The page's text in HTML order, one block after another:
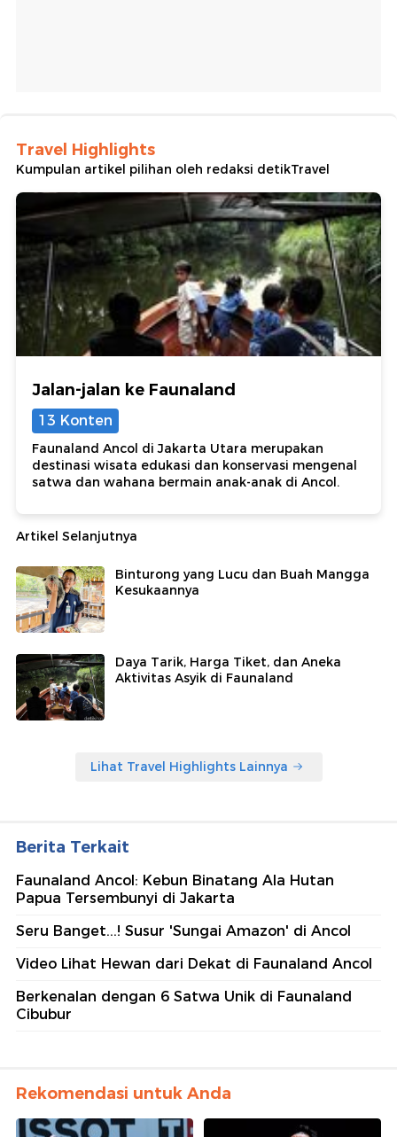
Travel Highlights
Kumpulan artikel pilihan oleh redaksi detikTravel
Jalan-jalan ke Faunaland
13 Konten
Faunaland Ancol di Jakarta Utara merupakan
destinasi wisata edukasi dan konservasi mengenal
satwa dan wahana bermain anak-anak di Ancol.
Artikel Selanjutnya
Binturong yang Lucu dan Buah Mangga
Kesukaannya
Daya Tarik, Harga Tiket, dan Aneka
Aktivitas Asyik di Faunaland
Lihat Travel Highlights Lainnya
Berita Terkait
Faunaland Ancol: Kebun Binatang Ala Hutan
Papua Tersembunyi di Jakarta
Seru Banget...! Susur 'Sungai Amazon' di Ancol
Video Lihat Hewan dari Dekat di Faunaland Ancol
Berkenalan dengan 6 Satwa Unik di Faunaland
Cibubur
Rekomendasi untuk Anda